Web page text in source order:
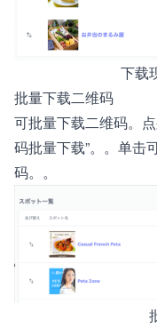
下载
批量下载二维码
可批量下载二维码。
码批量下载”。。单击
码。。